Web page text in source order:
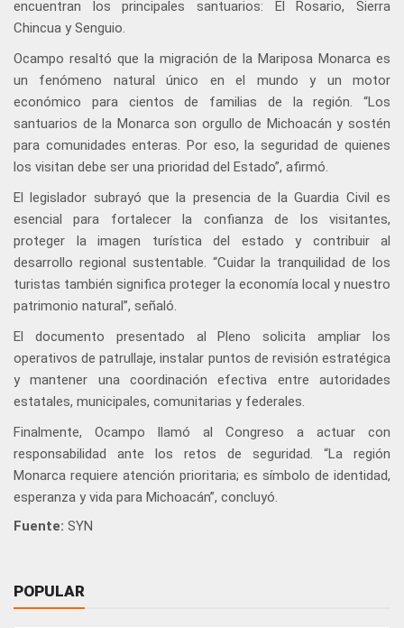
encuentran los principales santuarios: El Rosario, Sierra
Chincua y Senguio.
Ocampo resaltó que la migración de la Mariposa Monarca es
un fenómeno natural único en el mundo y un motor
económico para cientos de familias de la región. “Los
santuarios de la Monarca son orgullo de Michoacán y sostén
para comunidades enteras. Por eso, la seguridad de quienes
los visitan debe ser una prioridad del Estado”, afirmó.
El legislador subrayó que la presencia de la Guardia Civil es
esencial para fortalecer la confianza de los visitantes,
proteger la imagen turística del estado y contribuir al
desarrollo regional sustentable. “Cuidar la tranquilidad de los
turistas también significa proteger la economía local y nuestro
patrimonio natural”, señaló.
El documento presentado al Pleno solicita ampliar los
operativos de patrullaje, instalar puntos de revisión estratégica
y mantener una coordinación efectiva entre autoridades
estatales, municipales, comunitarias y federales.
Finalmente, Ocampo llamó al Congreso a actuar con
responsabilidad ante los retos de seguridad. “La región
Monarca requiere atención prioritaria; es símbolo de identidad,
esperanza y vida para Michoacán”, concluyó.
Fuente: SYN
POPULAR